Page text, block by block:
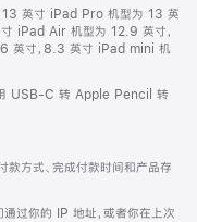
13 英寸 iPad Pro 机型为 13 英
iPad Air 机型为 12.9 英寸，
英寸，8.3 英寸 iPad mini 机
USB-C 转 Apple Pencil 转
款方式、完成付款时间和产品存
过你的 IP 地址，或者你在上次